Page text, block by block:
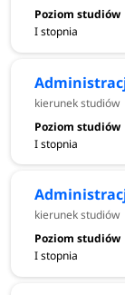
I stopnia
kierunek studiów
I stopnia
kierunek studiów
I stopnia